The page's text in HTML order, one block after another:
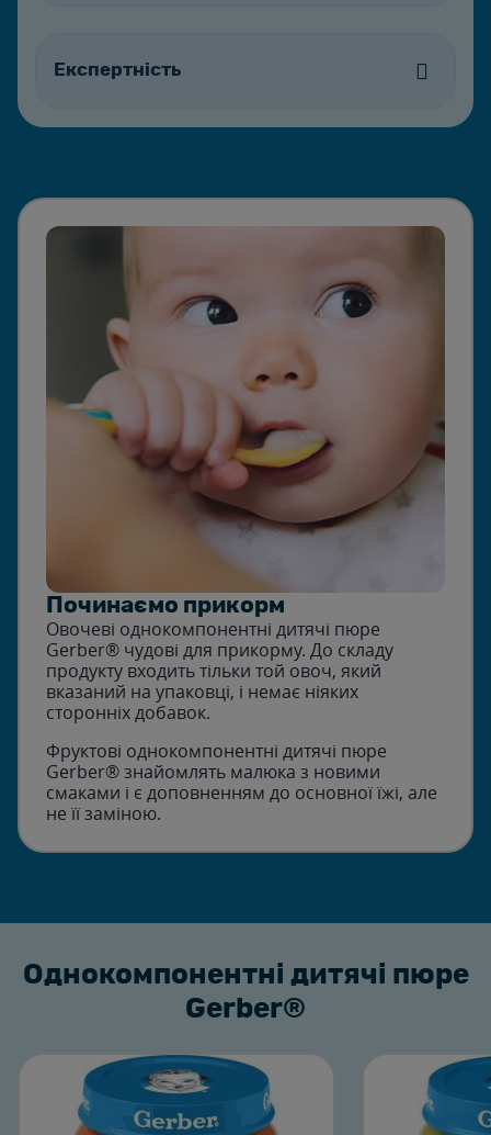
Експертність
Починаємо прикорм
Овочеві однокомпонентні дитячі пюре
Gerber® чудові для прикорму. До складу
продукту входить тільки той овоч, який
вказаний на упаковці, і немає ніяких
сторонніх добавок.
Фруктові однокомпонентні дитячі пюре
Gerber® знайомлять малюка з новими
смаками і є доповненням до основної їжі, але
не її заміною.
Однокомпонентні дитячі пюре
Gerber®